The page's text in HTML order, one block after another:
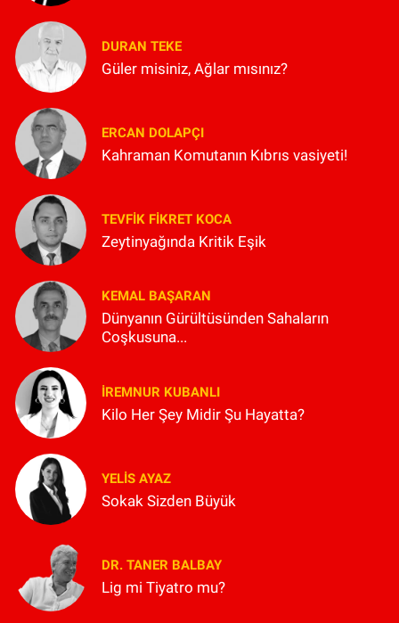
DURAN TEKE
Güler misiniz, Ağlar mısınız?
ERCAN DOLAPÇI
Kahraman Komutanın Kıbrıs vasiyeti!
TEVFIK FIKRET KOCA
Zeytinyağında Kritik Eşik
KEMAL BAŞARAN
Dünyanın Gürültüsünden Sahaların
Coşkusuna...
İREMNUR KUBANLI
Kilo Her Şey Midir Şu Hayatta?
YELIS AYAZ
Sokak Sizden Büyük
DR. TANER BALBAY
Lig mi Tiyatro mu?